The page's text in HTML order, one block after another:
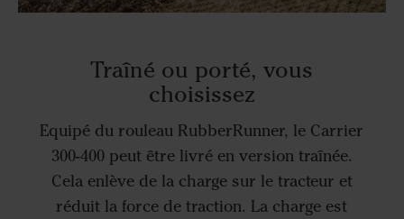
Traîné ou porté, vous
choisissez
Equipé du rouleau RubberRunner, le Carrier
300-400 peut être livré en version traînée.
Cela enlève de la charge sur le tracteur et
réduit la force de traction. La charge est